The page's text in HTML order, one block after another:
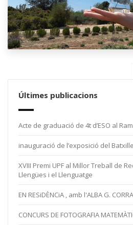
Últimes publicacions
Acte de graduació de 4t d’ESO al
inauguració de l’exposició del
XVIII Premi UPF al Millor Treball de
Llengües i el Llenguatge
EN RESiDÈNCiA , amb l'ALBA G.
CONCURS DE FOTOGRAFIA